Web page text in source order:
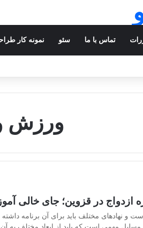
تماس با ما سئو نمونه کار
ورزش
ازدواج در قزوین؛ جای خالی
و نهادهای مختلف باید برای آن برنامه